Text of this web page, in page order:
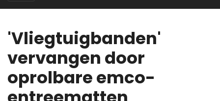
'Vliegtuigbanden'
vervangen door
oprolbare emco-